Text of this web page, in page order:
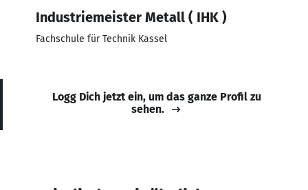
Industriemeister Metall ( IHK )
Fachschule für Technik Kassel
Logg Dich jetzt ein, um das ganze Profil zu
sehen.